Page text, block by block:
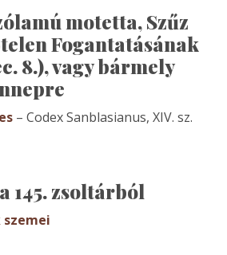
motetta, Szűz
Fogantatásának
8.), vagy bármely
– Codex Sanblasianus, XIV. sz.
145. zsoltárból